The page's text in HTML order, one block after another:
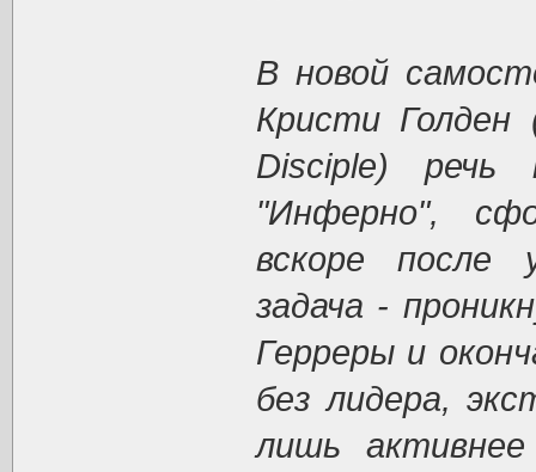
В новой
Кристи
Disciple) речь
"Инферно",
вскоре после
задача -
Герреры и
без лидера,
лишь